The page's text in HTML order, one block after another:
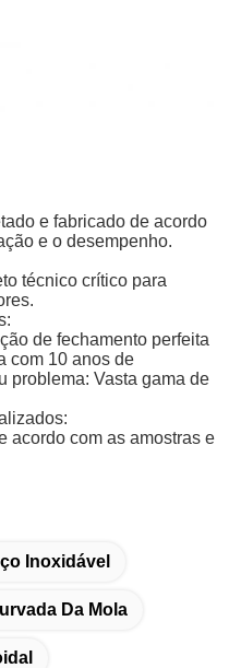
e fabricado de acordo
e o desempenho.
técnico crítico para
de fechamento perfeita
com 10 anos de
problema: Vasta gama de
acordo com as amostras e
Inoxidável
Da Mola